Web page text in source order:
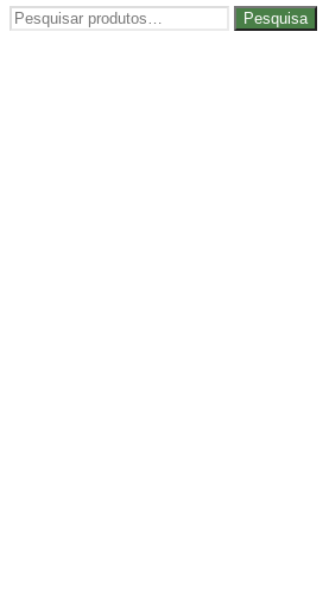
Pesquisar
por:
Pesquisa